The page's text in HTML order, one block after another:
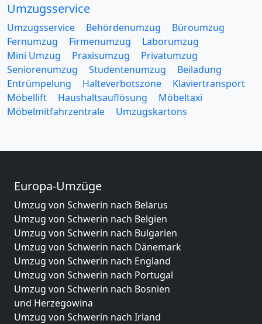
Umzugsservice
Umzugsservice Behördenumzug
Büroumzug
Fernumzug
Firmenumzug
Laborumzug
Mini Umzug
Praxisumzug
Privatumzug
Seniorenumzug
Studentenumzug
Beiladung
Entrümpelung
Halteverbotszone
Klaviertransport
Möbellift
Haushaltsauflösung
Möbeltaxi
Möbelmitfahrzentrale
Umzugskartons
Europa-Umzüge
Umzug von Schwerin nach Belarus
Umzug von Schwerin nach Belgien
Umzug von Schwerin nach Bulgarien
Umzug von Schwerin nach Dänemark
Umzug von Schwerin nach England
Umzug von Schwerin nach Portugal
Umzug von Schwerin nach Bosnien
und Herzegowina
Umzug von Schwerin nach Irland